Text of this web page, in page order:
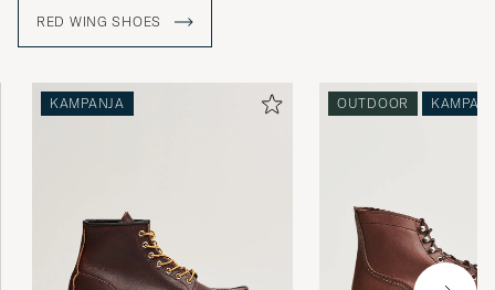
yritys valmistanut jalkineita kaikille miehille Lähi-Idän
öljylautoilla työskentelevistä, tyylikkäille suurkaupunkien
RED WING SHOES
KAMPANJA OUTDOOR